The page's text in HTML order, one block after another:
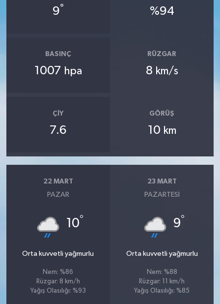
9° %94
BASINÇ
1007 hpa
RÜZGAR
8 km/s
ÇIY
7.6
GÖRÜŞ
10 km
22 MART
PAZAR
10°
Orta kuvvetli yağmurlu
Nem: %86
Rüzgar: 8 km/h
Yağış Olasılığı: %93
23 MART
PAZARTESI
9°
Orta kuvvetli yağmurlu
Nem: %88
Rüzgar: 11 km/h
Yağış Olasılığı: %85